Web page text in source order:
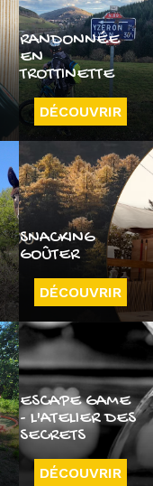
RANDONNÉE
EN
TROTTINETTE
DÉCOUVRIR
SNACKING
GOÛTER
DÉCOUVRIR
ESCAPE GAME
- L'ATELIER DES
SECRETS
DÉCOUVRIR